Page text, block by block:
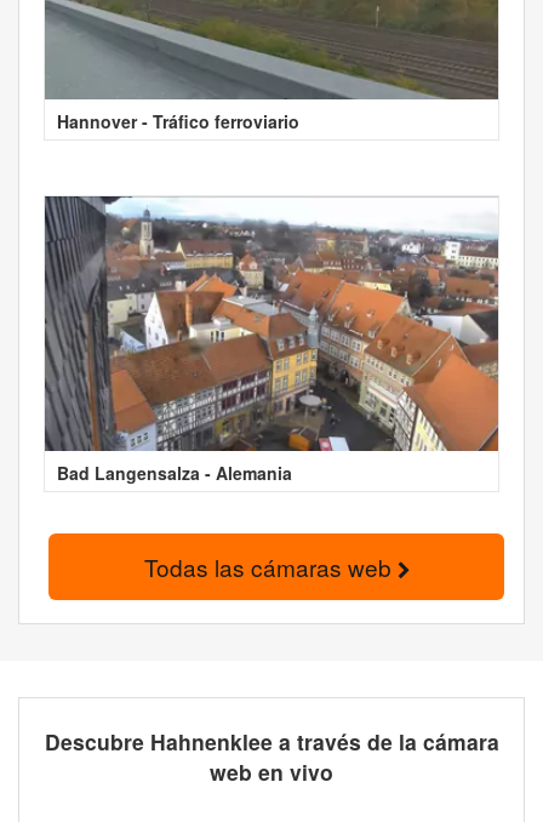
Hannover - Tráfico ferroviario
Bad Langensalza - Alemania
Todas las cámaras web
Descubre Hahnenklee a través de la cámara
web en vivo